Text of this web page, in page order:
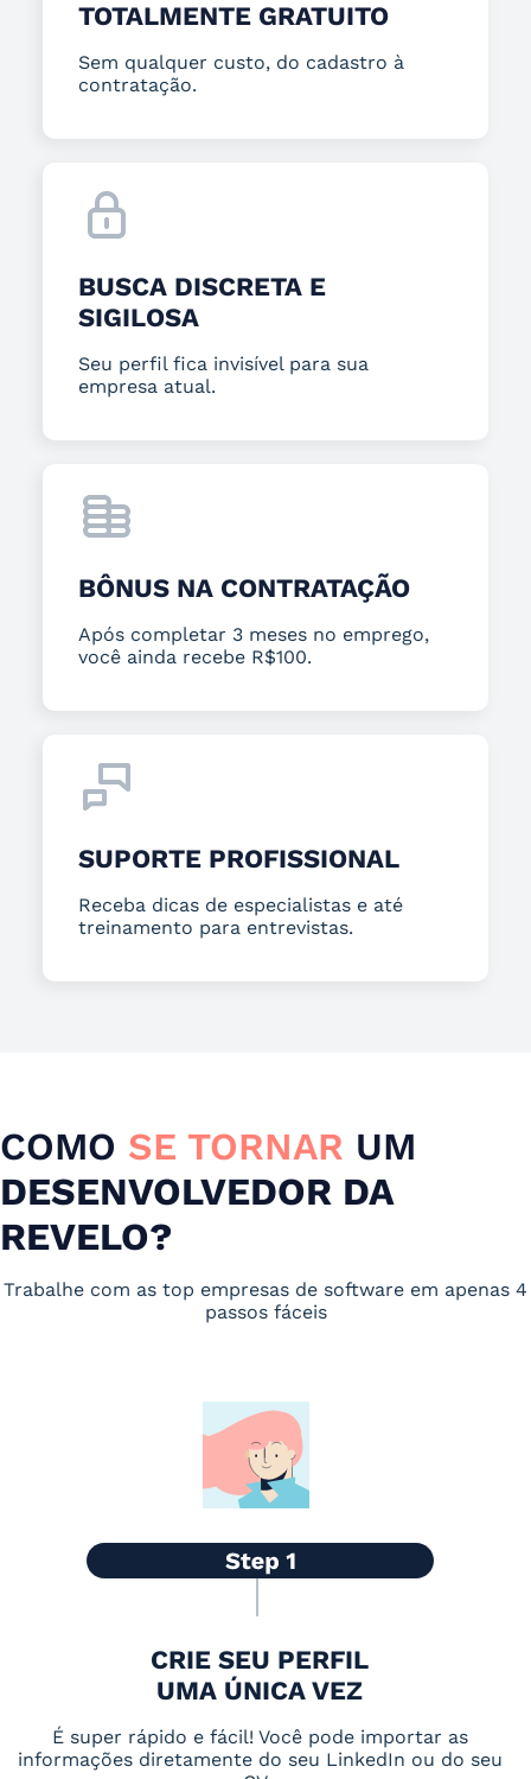
TOTALMENTE GRATUITO
Sem qualquer custo, do cadastro à
contratação.
BUSCA DISCRETA E
SIGILOSA
Seu perfil fica invisível para sua
empresa atual.
BÔNUS NA CONTRATAÇÃO
Após completar 3 meses no emprego,
você ainda recebe R$100.
SUPORTE PROFISSIONAL
Receba dicas de especialistas e até
treinamento para entrevistas.
COMO SE TORNAR UM
DESENVOLVEDOR DA
REVELO?
Trabalhe com as top empresas de software em apenas 4
passos fáceis
CRIE SEU PERFIL
UMA ÚNICA VEZ
É super rápido e fácil! Você pode importar as
informações diretamente do seu LinkedIn ou do seu